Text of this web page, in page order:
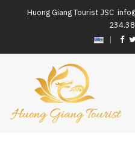
Huong Giang Tourist JSC
|